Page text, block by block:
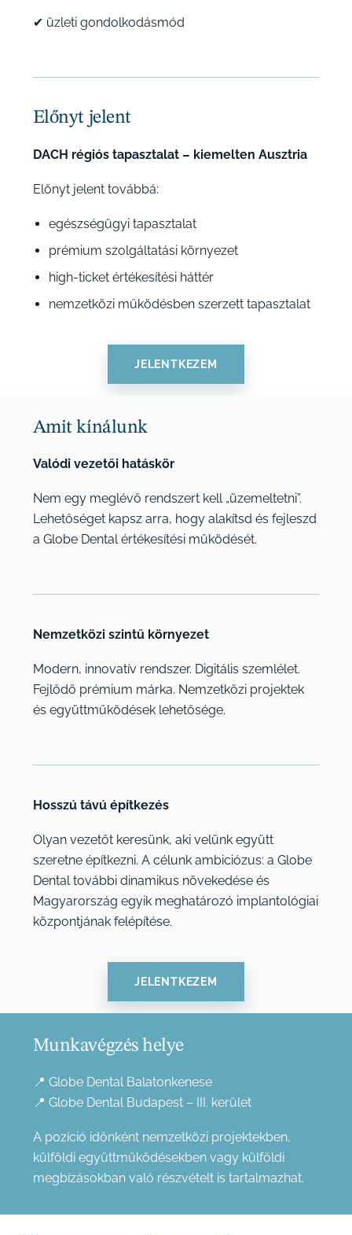
✔ üzleti gondolkodásmód
Előnyt jelent
DACH régiós tapasztalat – kiemelten Ausztria
Előnyt jelent továbbá:
egészségügyi tapasztalat
prémium szolgáltatási környezet
high-ticket értékesítési háttér
nemzetközi működésben szerzett tapasztalat
JELENTKEZEM
Amit kínálunk
Valódi vezetői hatáskör
Nem egy meglévő rendszert kell „üzemeltetni”.
Lehetőséget kapsz arra, hogy alakítsd és fejleszd
a Globe Dental értékesítési működését.
Nemzetközi szintű környezet
Modern, innovatív rendszer. Digitális szemlélet.
Fejlődő prémium márka. Nemzetközi projektek
és együttműködések lehetősége.
Hosszú távú építkezés
Olyan vezetőt keresünk, aki velünk együtt
szeretne építkezni. A célunk ambiciózus: a Globe
Dental további dinamikus növekedése és
Magyarország egyik meghatározó implantológiai
központjának felépítése.
JELENTKEZEM
Munkavégzés helye
📍 Globe Dental Balatonkenese
📍 Globe Dental Budapest – III. kerület
A pozíció időnként nemzetközi projektekben,
külföldi együttműködésekben vagy külföldi
megbízásokban való részvételt is tartalmazhat.